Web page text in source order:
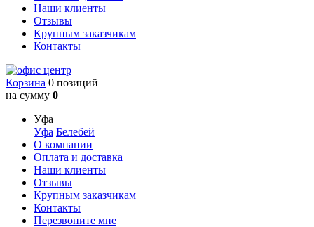
Наши клиенты
Отзывы
Крупным заказчикам
Контакты
Корзина 0 позиций
на сумму 0
Уфа
Уфа Белебей
О компании
Оплата и доставка
Наши клиенты
Отзывы
Крупным заказчикам
Контакты
Перезвоните мне